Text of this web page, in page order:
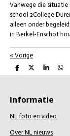
Vanwege die situatie
school 2College
alleen onder
in Berkel-Enschot
« Vorige
D
e
n
D
e
S
h
e
D
e
Informatie
NL foto en video
Over NL nieuws